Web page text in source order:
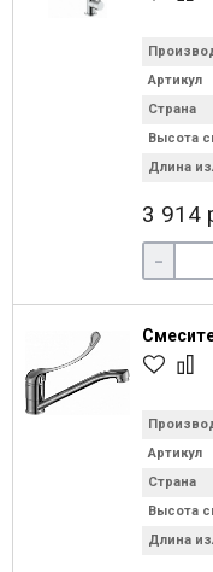
Артикул
Страна
Высота
Длина
3 914
-
Артикул
Страна
Высота
Длина